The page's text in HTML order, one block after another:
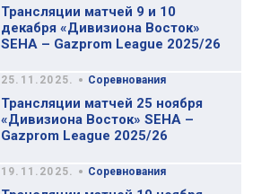
Трансляции матчей 9 и 10
декабря «Дивизиона Восток»
SEHA – Gazprom League 2025/26
25.11.2025. • Соревнования
Трансляции матчей 25 ноября
«Дивизиона Восток» SEHA –
Gazprom League 2025/26
19.11.2025. • Соревнования